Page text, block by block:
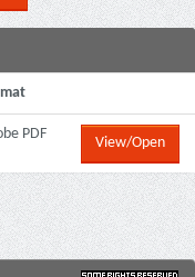
PDF
View/Open